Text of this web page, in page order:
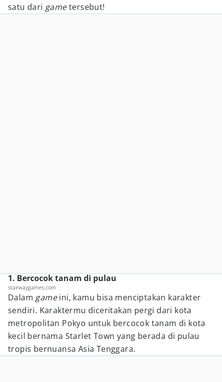
satu dari gametersebut!
1. Bercocok tanam di pulau
stairwaygames.com
Dalam gameini, kamu bisa menciptakan karakter
sendiri. Karaktermu diceritakan pergi dari kota
metropolitan Pokyo untuk bercocok tanam di kota
kecil bernama Starlet Town yang berada di pulau
tropis bernuansa Asia Tenggara.